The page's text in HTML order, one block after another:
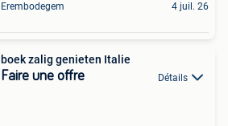
Erembodegem 4 juil. 26
boek zalig genieten Italie
Faire une offre Détails